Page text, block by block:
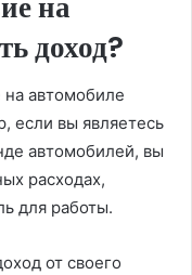
доход?
на автомобиле
если вы являетесь
автомобилей, вы
расходах,
для работы.
от своего